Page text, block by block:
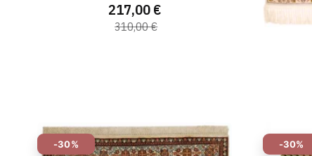
217,00 €
310,00 €
-30% -30%